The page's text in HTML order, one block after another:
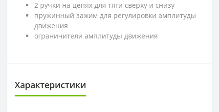
2 ручки на цепях для тяги сверху и снизу
пружинный зажим для регулировки амплитуды
движения
ограничители амплитуды движения
Характеристики